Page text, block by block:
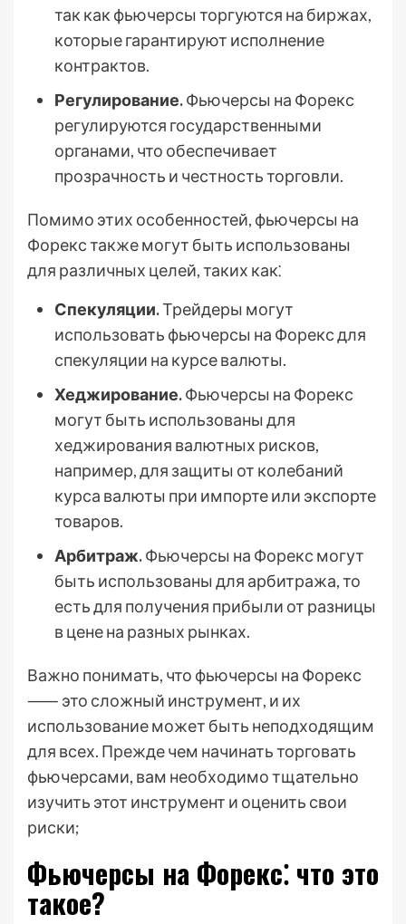
так как фьючерсы торгуются на биржах,
которые гарантируют исполнение
контрактов.
Регулирование.Фьючерсы на Форекс
регулируются государственными
органами, что обеспечивает
прозрачность и честность торговли.
Помимо этих особенностей, фьючерсы на
Форекс также могут быть использованы
для различных целей, таких как⁚
Спекуляции.Трейдеры могут
использовать фьючерсы на Форекс для
спекуляции на курсе валюты.
Хеджирование.Фьючерсы на Форекс
могут быть использованы для
хеджирования валютных рисков,
например, для защиты от колебаний
курса валюты при импорте или экспорте
товаров.
Арбитраж.Фьючерсы на Форекс могут
быть использованы для арбитража, то
есть для получения прибыли от разницы
в цене на разных рынках.
Важно понимать, что фьючерсы на Форекс
⸺ это сложный инструмент, и их
использование может быть неподходящим
для всех. Прежде чем начинать торговать
фьючерсами, вам необходимо тщательно
изучить этот инструмент и оценить свои
риски;
Фьючерсы на Форекс⁚ что это
такое?